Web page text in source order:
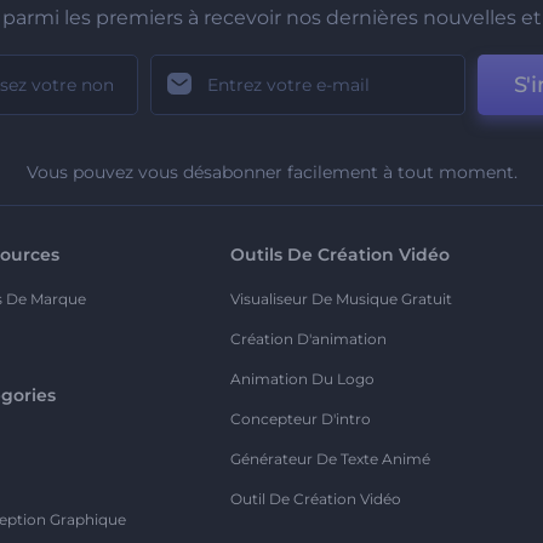
parmi les premiers à recevoir nos dernières nouvelles et
Vous pouvez vous désabonner facilement à tout moment.
De Marque
Graphique
Outils De Création Vidéo
Visualiseur De Musique Gratuit
Création D'animation
Animation Du Logo
Concepteur D'intro
Générateur De Texte Animé
Outil De Création Vidéo